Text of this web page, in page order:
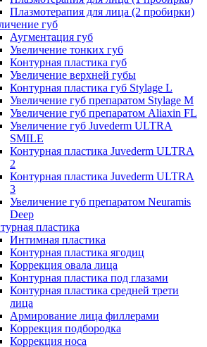
Плазмотерапия для лица (2 пробирки)
губ
Аугментация губ
Увеличение тонких губ
Контурная пластика губ
Увеличение верхней губы
Контурная пластика губ Stylage L
Увеличение губ препаратом Stylage M
Увеличение губ препаратом Aliaxin FL
Увеличение губ Juvederm ULTRA
SMILE
Контурная пластика Juvederm ULTRA
2
Контурная пластика Juvederm ULTRA
3
Увеличение губ препаратом Neuramis
Deep
пластика
Интимная пластика
Контурная пластика ягодиц
Коррекция овала лица
Контурная пластика под глазами
Контурная пластика средней трети
лица
Армирование лица филлерами
Коррекция подбородка
Коррекция носа